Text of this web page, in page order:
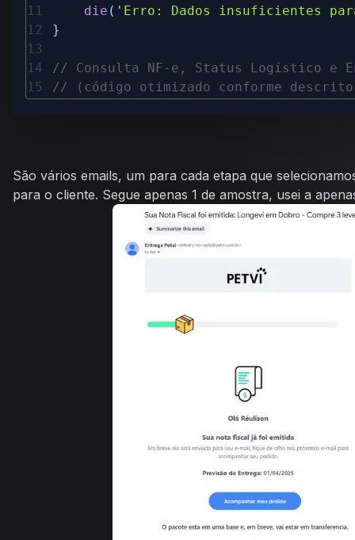
die ( 'Erro: Dados insuficientes
}
// Consulta NF-e, Status Logístico e
// (código otimizado conforme
São vários emails, um para cada etapa que
para o cliente. Segue apenas 1 de amostra, usei a